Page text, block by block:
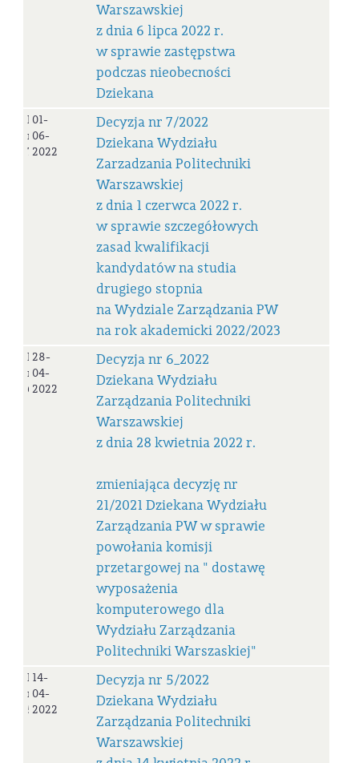
Warszawskiej
z dnia 6 lipca 2022 r.
w sprawie zastępstwa
podczas nieobecności
Dziekana
Decyzja
nr
7/2022
01-
06-
2022
Decyzja nr 7/2022
Dziekana Wydziału
Zarzadzania Politechniki
Warszawskiej
z dnia 1 czerwca 2022 r.
w sprawie szczegółowych
zasad kwalifikacji
kandydatów na studia
drugiego stopnia
na Wydziale Zarządzania PW
na rok akademicki 2022/2023
Decyzja
nr
6_2022
28-
04-
2022
Decyzja nr 6_2022
Dziekana Wydziału
Zarządzania Politechniki
Warszawskiej
z dnia 28 kwietnia 2022 r.
zmieniająca decyzję nr
21/2021 Dziekana Wydziału
Zarządzania PW w sprawie
powołania komisji
przetargowej na " dostawę
wyposażenia
komputerowego dla
Wydziału Zarządzania
Politechniki Warszaskiej"
Decyzja
nr
5/2022
14-
04-
2022
Decyzja nr 5/2022
Dziekana Wydziału
Zarządzania Politechniki
Warszawskiej